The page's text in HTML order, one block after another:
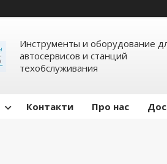
Инструменты и оборудование
автосервисов и станций
техобслуживания
Контакти Про нас